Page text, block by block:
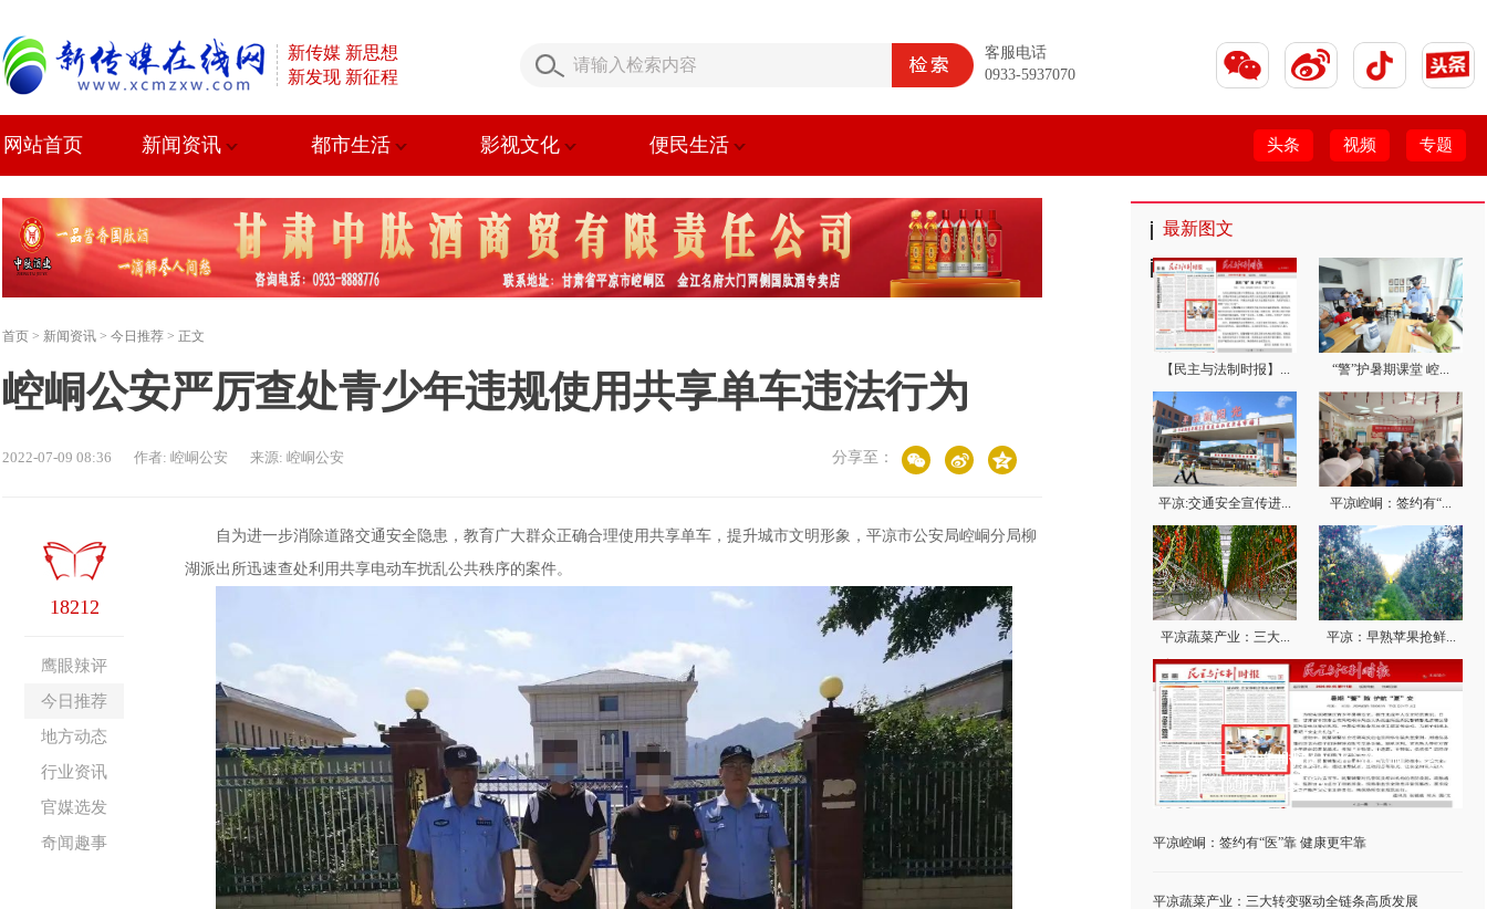
新传媒 新思想
新发现 新征程
客服电话
0933-5937070
网站首页 新闻资讯 都市生活 影视文化 便民生活 头条 视频 专题
首页 > 新闻资讯 > 今日推荐 > 正文
崆峒公安严厉查处青少年违规使用共享单车违法行为
2022-07-09 08:36 作者: 崆峒公安 来源: 崆峒公安 分享至：
18212
鹰眼辣评
今日推荐
地方动态
行业资讯
官媒选发
奇闻趣事
自为进一步消除道路交通安全隐患，教育广大群众正确合理使用共享单车，提升城市文明形象，平凉市公安局崆峒分局柳
湖派出所迅速查处利用共享电动车扰乱公共秩序的案件。
最新图文
【民主与法制时报】... “警”护暑期课堂 崆...
平凉:交通安全宣传进... 平凉崆峒：签约有“...
平凉蔬菜产业：三大... 平凉：早熟苹果抢鲜...
新闻资讯
【民主与法制时报】平凉崆峒：暑
期“警”随护航“夏”安
平凉崆峒：签约有“医”靠 健康更牢靠
平凉蔬菜产业：三大转变驱动全链条高质发展